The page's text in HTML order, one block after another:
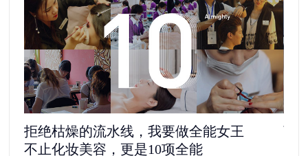
拒绝枯燥的流水线，我要做全能女王
不止化妆美容，更是10项全能
离